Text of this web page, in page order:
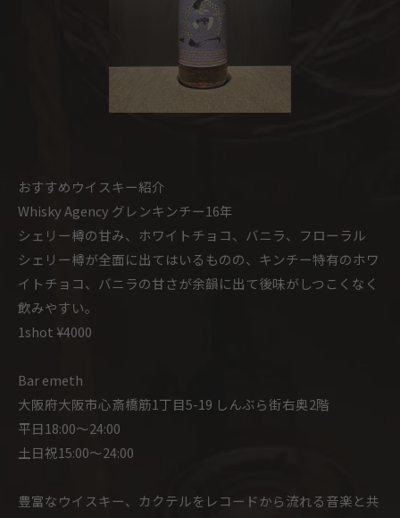
おすすめウイスキー紹介
Whisky Agency グレンキンチー16年
シェリー樽の甘み、ホワイトチョコ、バニラ、フローラル
シェリー樽が全面に出てはいるものの、キンチー特有のホワ
イトチョコ、バニラの甘さが余韻に出て後味がしつこくなく
飲みやすい。
1shot ¥4000
Bar emeth
大阪府大阪市心斎橋筋1丁目5-19 しんぶら街右奥2階
平日18:00〜24:00
土日祝15:00〜24:00
豊富なウイスキー、カクテルをレコードから流れる音楽と共